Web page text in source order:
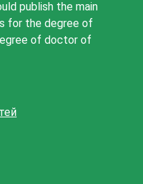
publish the main
for the degree of
of doctor of